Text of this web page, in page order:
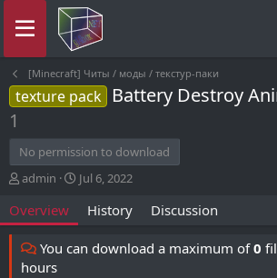
[Minecraft] Читы / моды / текстур-паки
texture pack
Battery Destroy
1
No permission to download
A
t
h
o
r
admin
C
t
Jul 6, 2022
Overview History Discussion
You can download a maximum of0
hours